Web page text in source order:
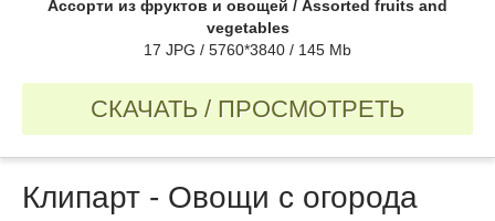
Ассорти из фруктов и овощей / Assorted fruits and
vegetables
17 JPG / 5760*3840 / 145 Mb
СКАЧАТЬ / ПРОСМОТРЕТЬ
Клипарт - Овощи с огорода